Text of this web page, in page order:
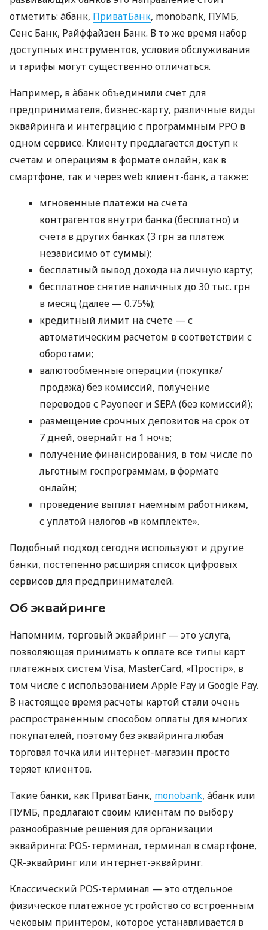
отметить: àбанк, ПриватБанк, monobank, ПУМБ,
Сенс Банк, Райффайзен Банк. В то же время набор
доступных инструментов, условия обслуживания
и тарифы могут существенно отличаться.
Например, в àбанк объединили счет для
предпринимателя, бизнес-карту, различные виды
эквайринга и интеграцию с программным РРО в
одном сервисе. Клиенту предлагается доступ к
счетам и операциям в формате онлайн, как в
смартфоне, так и через web клиент-банк, а также:
мгновенные платежи на счета
контрагентов внутри банка (бесплатно) и
счета в других банках (3 грн за платеж
независимо от суммы);
бесплатный вывод дохода на личную карту;
бесплатное снятие наличных до 30 тыс. грн
в месяц (далее — 0.75%);
кредитный лимит на счете — с
автоматическим расчетом в соответствии с
оборотами;
валютообменные операции (покупка/
продажа) без комиссий, получение
переводов с Payoneer и SEPA (без комиссий);
размещение срочных депозитов на срок от
7 дней, овернайт на 1 ночь;
получение финансирования, в том числе по
льготным госпрограммам, в формате
онлайн;
проведение выплат наемным работникам,
с уплатой налогов «в комплекте».
Подобный подход сегодня используют и другие
банки, постепенно расширяя список цифровых
сервисов для предпринимателей.
Об эквайринге
Напомним, торговый эквайринг — это услуга,
позволяющая принимать к оплате все типы карт
платежных систем Visa, MasterCard, «Простір», в
том числе с использованием Apple Pay и Google Pay.
В настоящее время расчеты картой стали очень
распространенным способом оплаты для многих
покупателей, поэтому без эквайринга любая
торговая точка или интернет-магазин просто
теряет клиентов.
Такие банки, как ПриватБанк, monobank, àбанк или
ПУМБ, предлагают своим клиентам по выбору
разнообразные решения для организации
эквайринга: POS-терминал, терминал в смартфоне,
QR-эквайринг или интернет-эквайринг.
Классический POS-терминал — это отдельное
физическое платежное устройство со встроенным
чековым принтером, которое устанавливается в